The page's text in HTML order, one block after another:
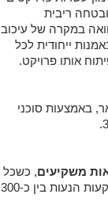
הובטחה ריבית
של ההלוואה במקרה של עיכוב
ייחודית לכל
אותו פרויקט.
באמצעות סוכני
משקיעים, כשכל
אחד מאותם משקיעים מעביר לחברות הבת של הקבוצה השקעות הנעות בין כ-300